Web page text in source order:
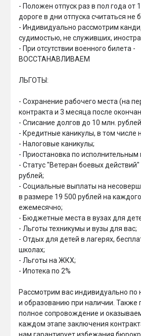
- Положен отпуск раз в пол года от
дороге в дни отпуска считаться не
- Индивидуально рассмотрим
судимостью, не служивших,
- При отсутствии военного билета -
ВОССТАНАВЛИВАЕМ
ЛЬГОТЫ:
- Сохранение рабочего места (на
контракта и 3 месяца после
- Списание долгов до 10 млн.
- Кредитные каникулы, в том числе
- Налоговые каникулы;
- Приостановка по исполнительным
- Статус "Ветеран боевых
рублей;
- Социальные выплаты на
в размере 19 500 рублей на
ежемесячно;
- Бюджетные места в вузах для
- Льготы техникумы и вузы для вас;
- Отдых для детей в лагерях,
школах;
- Льготы на ЖКХ;
- Ипотека по 2%
Рассмотрим вас индивидуально
и образованию при наличии. Также
полное сопровождение и
каждом этапе заключения